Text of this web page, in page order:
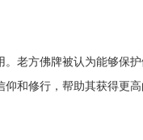
老方佛牌被认为能够保
和修行，帮助其获得更